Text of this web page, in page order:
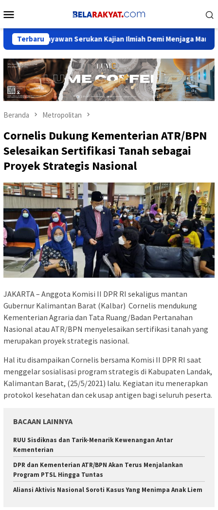
ke
Mobile
Terbaru
Serukan Kajian Ilmiah Demi Menjaga Marwah Sejarah
Beranda Metropolitan
Cornelis Dukung Kementerian ATR/BPN
Selesaikan Sertifikasi Tanah sebagai
Proyek Strategis Nasional
JAKARTA – Anggota Komisi II DPR RI sekaligus mantan
Gubernur Kalimantan Barat (Kalbar) Cornelis mendukung
Kementerian Agraria dan Tata Ruang/Badan Pertanahan
Nasional atau ATR/BPN menyelesaikan sertifikasi tanah yang
merupakan proyek strategis nasional.
Hal itu disampaikan Cornelis bersama Komisi II DPR RI saat
menggelar sosialisasi program strategis di Kabupaten Landak,
Kalimantan Barat, (25/5/2021) lalu. Kegiatan itu menerapkan
protokol kesehatan dan cek usap antigen bagi seluruh peserta.
BACAAN LAINNYA
RUU Sisdiknas dan Tarik-Menarik Kewenangan Antar
Kementerian
DPR dan Kementerian ATR/BPN Akan Terus Menjalankan
Program PTSL Hingga Tuntas
Aliansi Aktivis Nasional Soroti Kasus Yang Menimpa Anak Liem